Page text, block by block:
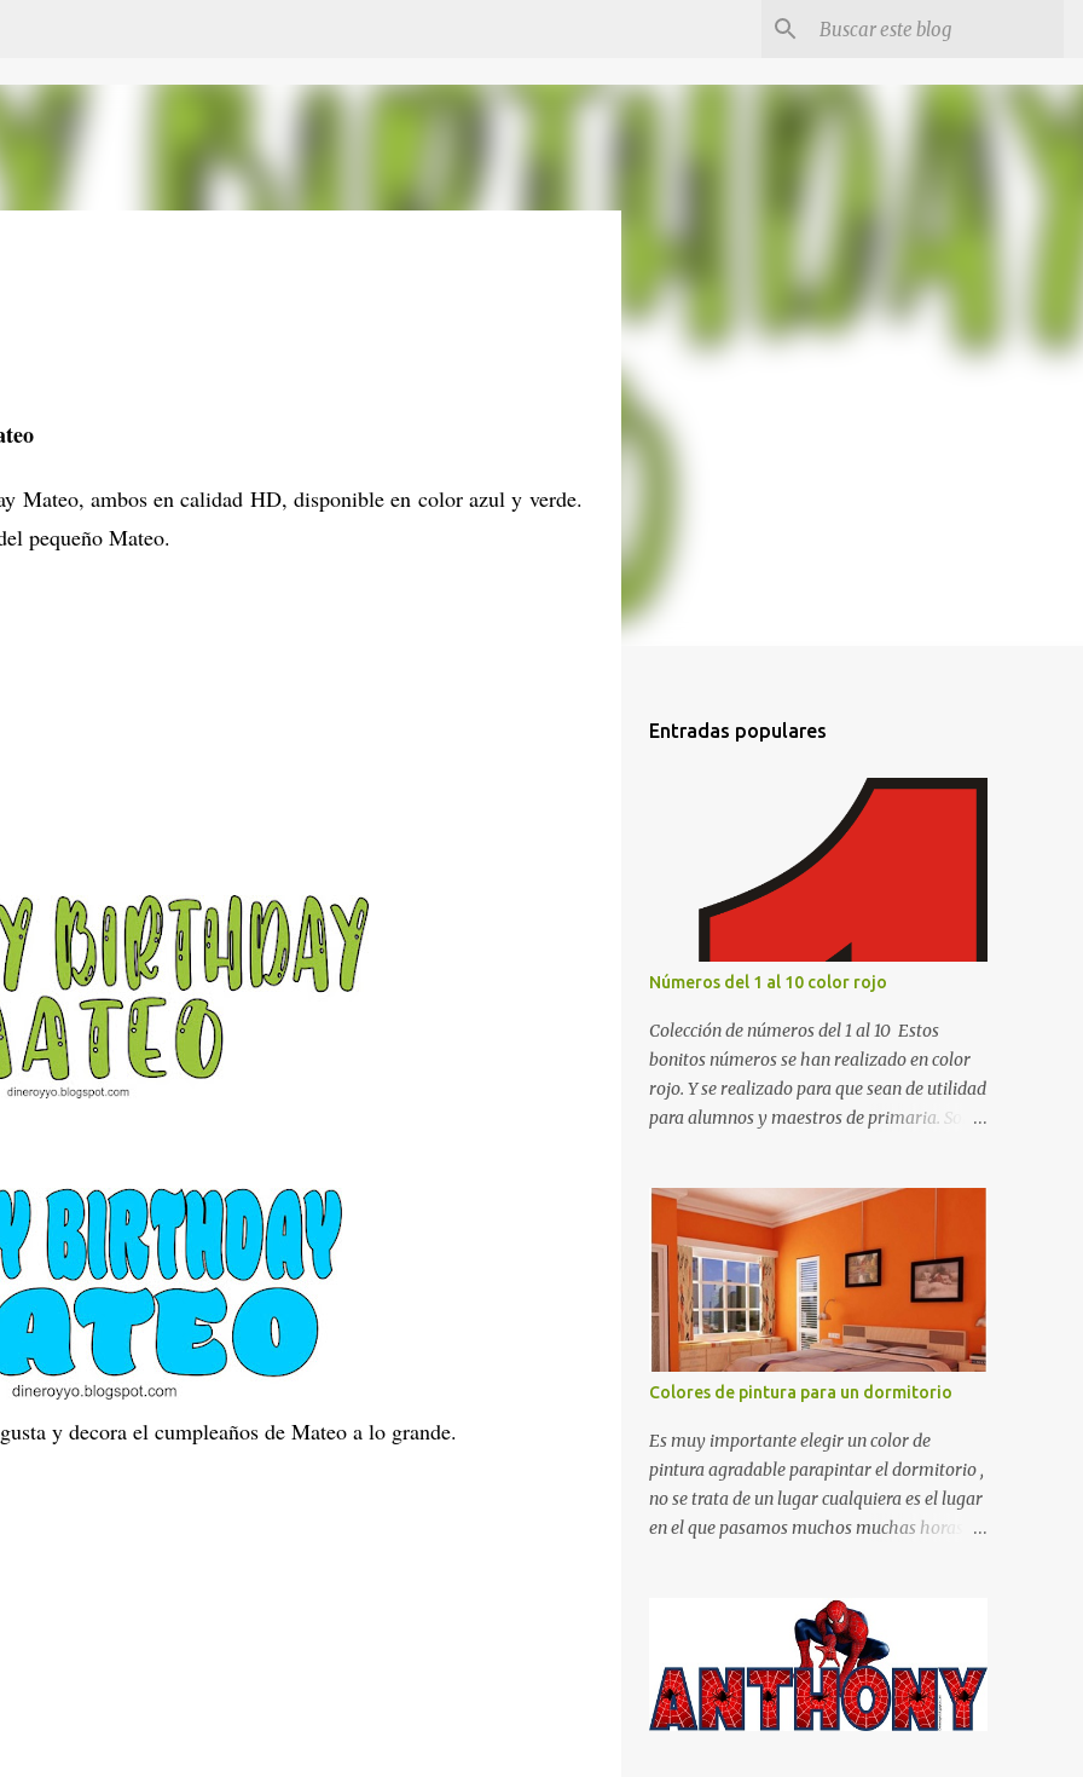
Mateo, ambos en calidad HD, disponible en color azul y verde.
pequeño Mateo.
y decora el cumpleaños de Mateo a lo grande.
Entradas populares
Números del 1 al 10 color rojo
Colección de números del 1 al 10 Estos
bonitos números se han realizado en color
rojo. Y se realizado para que sean de utilidad
para alumnos y maestros de primaria. Son
de recortar y se pueden utilizar en variedad
de cosas como ser recortes para tareas
escolares, para hacer juegos infantiles
matemáticos, para decorar los cumpleaños
de los niños, entre otras cosas.
Colores de pintura para un dormitorio
Es muy importante elegir un color de
pintura agradable parapintar el dormitorio ,
no se trata de un lugar cualquiera es el lugar
en el que pasamos muchos muchas horas y
de un lugar propio que utilizamos todos los
días y por ende debemos tratar de que éste
sea un lugar muy agradable y cómodo y
también para nuestra vista. Te mostramos
algunas sugerencias que pueden brindar la